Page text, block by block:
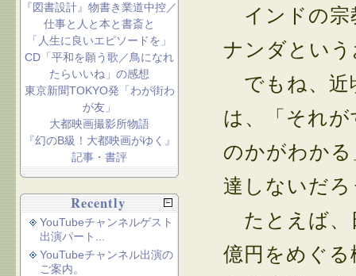
インドの宗
ナンダとい
でもね、近
は、「それ
のかがわか
達しないだろ
たとえば、
億円をめぐ
『図書設計』物書き業道中控／
仕事と人と本と書斎と
「人生に良いエピソードを」
CD「平和を願う歌／鳥になれ
たらいいね」の感想
東京新聞TOKYO発「わが街わ
が友」
大都映画撮影所物語
『幻のB級！大都映画がゆく』
記事・書評
Recently
YouTubeチャンネルゲスト
出演パート...
YouTubeチャンネル出演の
ご案内。